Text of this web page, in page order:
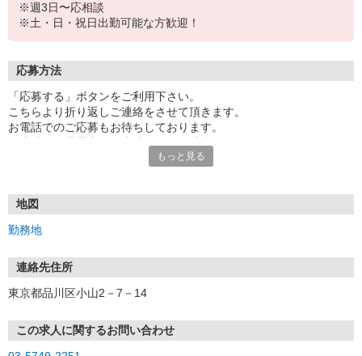
※週3日〜応相談
※土・日・祝日出勤可能な方歓迎！
応募方法
「応募する」ボタンをご利用下さい。
こちらより折り返しご連絡をさせて頂きます。
お電話でのご応募もお待ちしております。
もっと見る
地図
勤務地
連絡先住所
東京都品川区小山2－7－14
この求人に関するお問い合わせ